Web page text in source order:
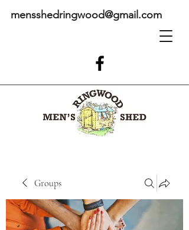
mensshedringwood@gmail.com
Groups